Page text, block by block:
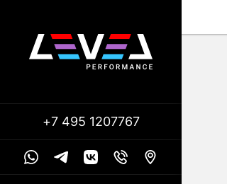
+7 495 1207767